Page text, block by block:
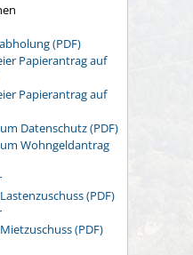
(PDF)
Papierantrag auf
Papierantrag auf
Datenschutz (PDF)
Wohngeldantrag
(PDF)
(PDF)